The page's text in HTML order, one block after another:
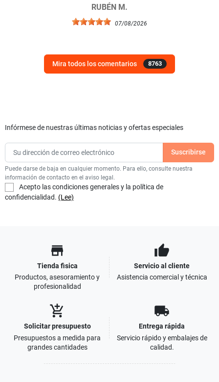
RUBÉN M.
07/08/2026
Mira todos los comentarios 8763
Infórmese de nuestras últimas noticias y ofertas especiales
Puede darse de baja en cualquier momento. Para ello, consulte nuestra
información de contacto en el aviso legal.
Acepto las condiciones generales y la política de
confidencialidad. (Lee)
store
Tienda fisica
Productos, asesoramiento y
profesionalidad
thumb_up
Servicio al cliente
Asistencia comercial y técnica
add_shopping_cart
Solicitar presupuesto
Presupuestos a medida para
grandes cantidades
local_shipping
Entrega rápida
Servicio rápido y embalajes de
calidad.